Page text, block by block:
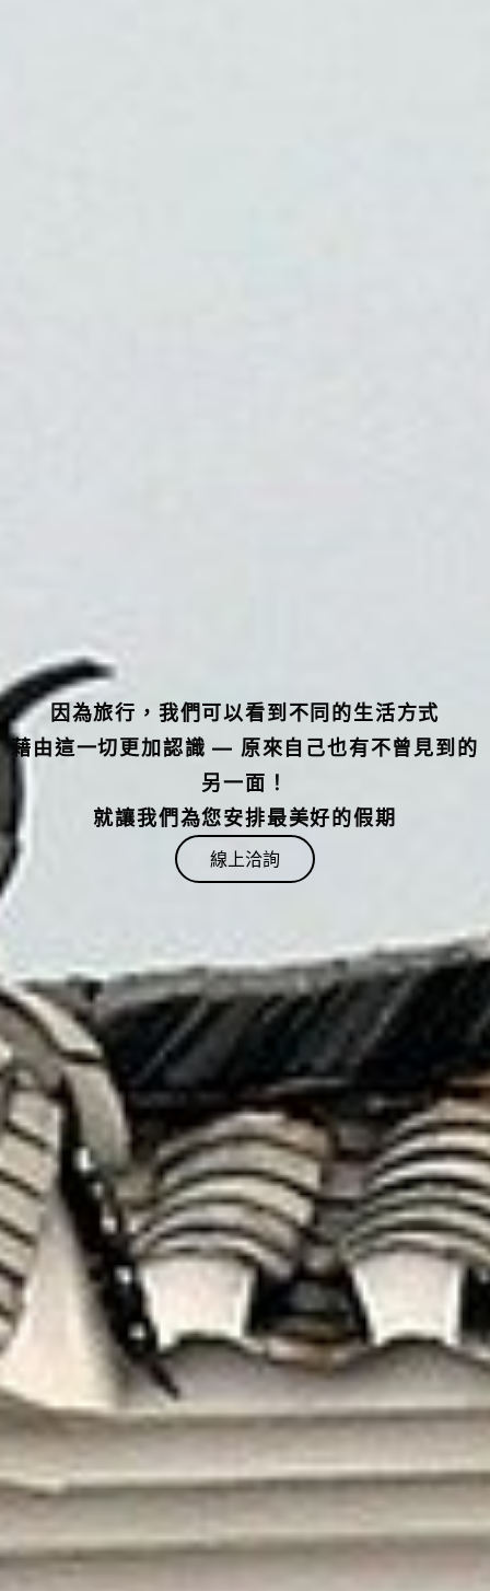
因為旅行，我們可以看到不同的生活方式
藉由這一切更加認識 — 原來自己也有不曾見到的
另一面！
就讓我們為您安排最美好的假期
線上洽詢